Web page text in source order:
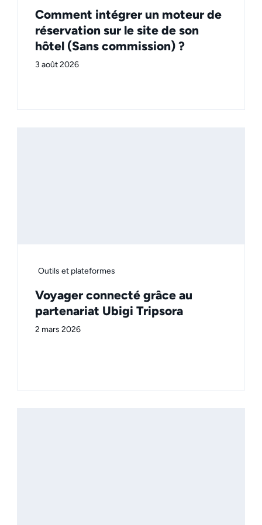
Comment intégrer un moteur de
réservation sur le site de son
hôtel (Sans commission) ?
3 août 2026
Outils et plateformes
Voyager connecté grâce au
partenariat Ubigi Tripsora
2 mars 2026